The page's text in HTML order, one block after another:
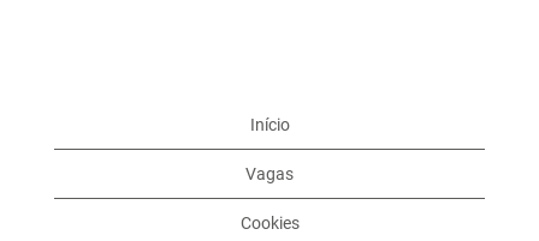
Início
Vagas
Cookies